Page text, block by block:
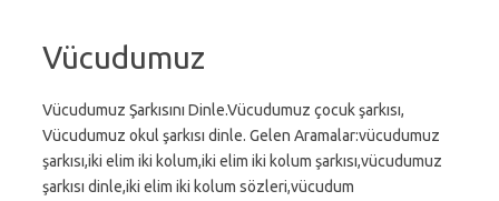
Vücudumuz
Vücudumuz Şarkısını Dinle.Vücudumuz çocuk şarkısı,
Vücudumuz okul şarkısı dinle. Gelen Aramalar:vücudumuz
şarkısı,iki elim iki kolum,iki elim iki kolum şarkısı,vücudumuz
şarkısı dinle,iki elim iki kolum sözleri,vücudum